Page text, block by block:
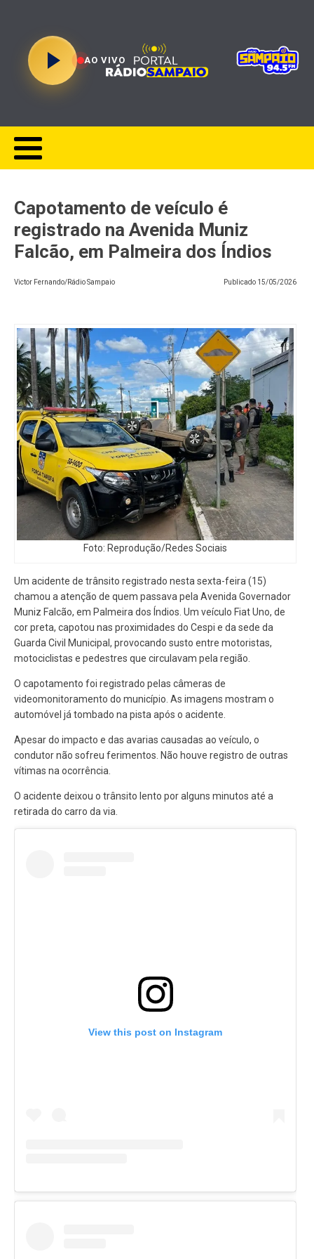
AO VIVO
Capotamento de veículo é
registrado na Avenida Muniz
Falcão, em Palmeira dos Índios
Victor Fernando/Rádio Sampaio Publicado 15/05/2026
Foto: Reprodução/Redes Sociais
Um acidente de trânsito registrado nesta sexta-feira (15)
chamou a atenção de quem passava pela Avenida Governador
Muniz Falcão, em Palmeira dos Índios. Um veículo Fiat Uno, de
cor preta, capotou nas proximidades do Cespi e da sede da
Guarda Civil Municipal, provocando susto entre motoristas,
motociclistas e pedestres que circulavam pela região.
O capotamento foi registrado pelas câmeras de
videomonitoramento do município. As imagens mostram o
automóvel já tombado na pista após o acidente.
Apesar do impacto e das avarias causadas ao veículo, o
condutor não sofreu ferimentos. Não houve registro de outras
vítimas na ocorrência.
O acidente deixou o trânsito lento por alguns minutos até a
retirada do carro da via.
View this post on Instagram